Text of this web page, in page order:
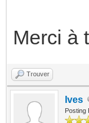
Merci à
Trouver
Ives
Posting